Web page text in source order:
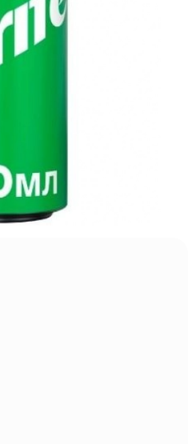
Тісто, грибний соус, сир
моцарела, печериці, сир
пармезан, мікрогрін, опеньки
консервовані, крем-сир,
кукурудзяне борошно
Мілано
530г
Тісто, неаполітанський соус, сир
моцарела, шинка, салямі мілано,